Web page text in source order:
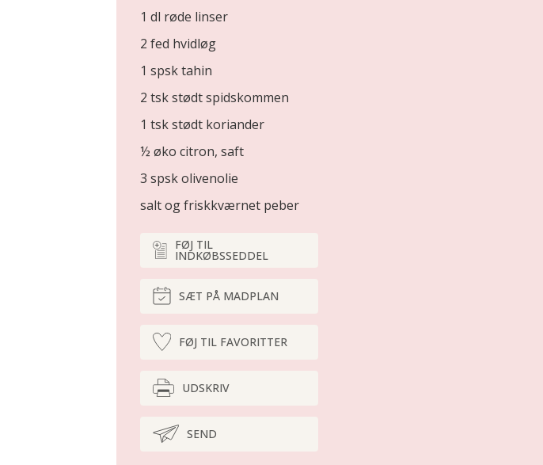
1 dl røde linser
2 fed hvidløg
1 spsk tahin
2 tsk stødt spidskommen
1 tsk stødt koriander
½ øko citron, saft
3 spsk olivenolie
salt og friskkværnet peber
FØJ TIL
INDKØBSSEDDEL
SÆT PÅ MADPLAN
FØJ TIL FAVORITTER
UDSKRIV
SEND